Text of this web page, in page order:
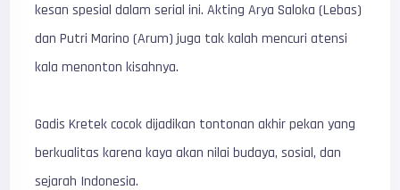
kesan spesial dalam serial ini. Akting Arya Saloka (Lebas)
dan Putri Marino (Arum) juga tak kalah mencuri atensi
kala menonton kisahnya.
Gadis Kretek cocok dijadikan tontonan akhir pekan yang
berkualitas karena kaya akan nilai budaya, sosial, dan
sejarah Indonesia.